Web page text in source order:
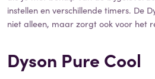
instellen en verschillende timers. De
niet alleen, maar zorgt ook voor het
Dyson Pure Cool